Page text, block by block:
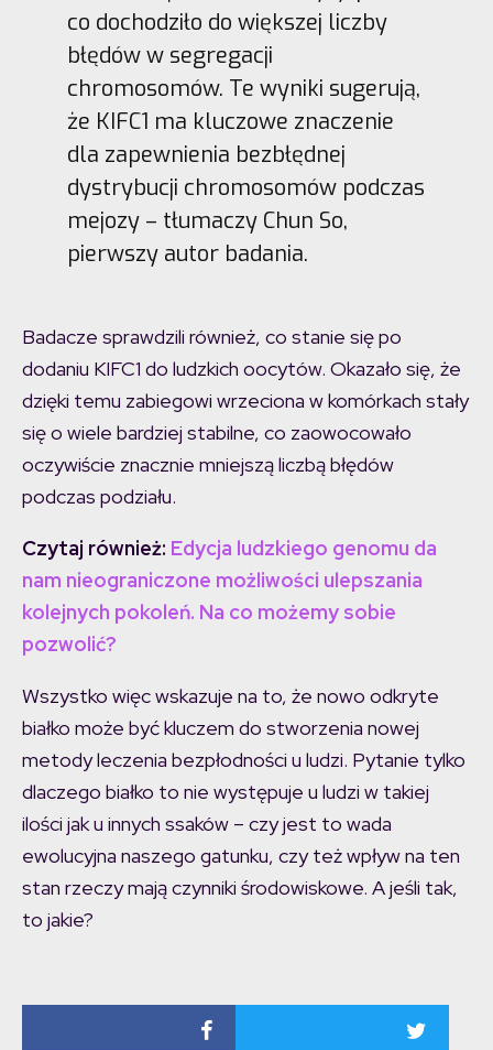
co dochodziło do większej liczby
błędów w segregacji
chromosomów. Te wyniki sugerują,
że KIFC1 ma kluczowe znaczenie
dla zapewnienia bezbłędnej
dystrybucji chromosomów podczas
mejozy – tłumaczy Chun So,
pierwszy autor badania.
Badacze sprawdzili również, co stanie się po
dodaniu KIFC1 do ludzkich oocytów. Okazało się, że
dzięki temu zabiegowi wrzeciona w komórkach stały
się o wiele bardziej stabilne, co zaowocowało
oczywiście znacznie mniejszą liczbą błędów
podczas podziału.
Czytaj również: Edycja ludzkiego genomu da
nam nieograniczone możliwości ulepszania
kolejnych pokoleń. Na co możemy sobie
pozwolić?
Wszystko więc wskazuje na to, że nowo odkryte
białko może być kluczem do stworzenia nowej
metody leczenia bezpłodności u ludzi. Pytanie tylko
dlaczego białko to nie występuje u ludzi w takiej
ilości jak u innych ssaków – czy jest to wada
ewolucyjna naszego gatunku, czy też wpływ na ten
stan rzeczy mają czynniki środowiskowe. A jeśli tak,
to jakie?